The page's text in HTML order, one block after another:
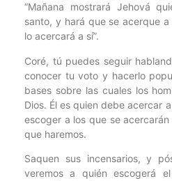
“Mañana mostrará Jehová
santo, y hará que se acerque
lo acercará a sí”.
Coré, tú puedes seguir
conocer tu voto y hacerlo
bases sobre las cuales los
Dios. Él es quien debe acercar
escoger a los que se
que haremos.
Saquen sus incensarios, y
veremos a quién escogerá